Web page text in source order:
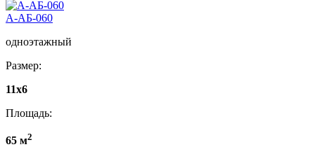
А-АБ-060
одноэтажный
Размер:
11x6
Площадь:
65 м2